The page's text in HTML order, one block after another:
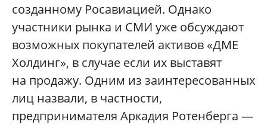
созданному Росавиацией. Однако
участники рынка и СМИ уже обсуждают
возможных покупателей активов «ДМЕ
Холдинг», в случае если их выставят
на продажу. Одним из заинтересованных
лиц назвали, в частности,
предпринимателя Аркадия Ротенберга —